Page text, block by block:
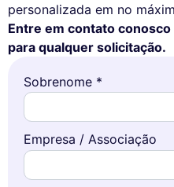
personalizada em no
Entre em contato
para qualquer solicitação.
Sobrenome *
Empresa / Associação